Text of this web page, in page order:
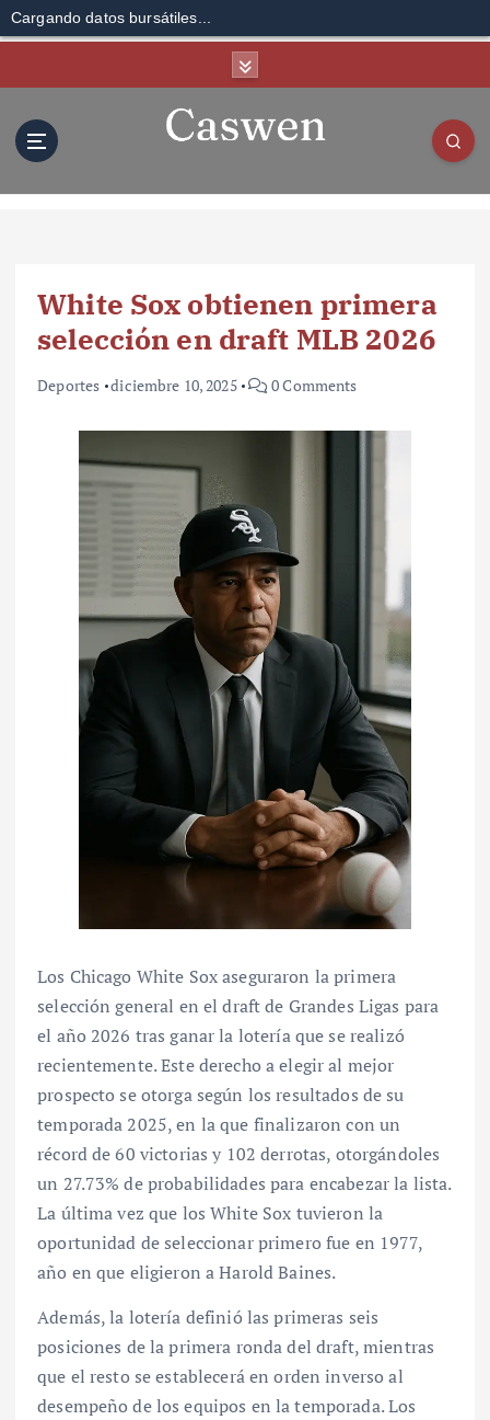
Cargando datos bursátiles...
White Sox obtienen primera
selección en draft MLB 2026
Deportes diciembre 10, 2025 0 Comments
Los Chicago White Sox aseguraron la primera
selección general en el draft de Grandes Ligas para
el año 2026 tras ganar la lotería que se realizó
recientemente. Este derecho a elegir al mejor
prospecto se otorga según los resultados de su
temporada 2025, en la que finalizaron con un
récord de 60 victorias y 102 derrotas, otorgándoles
un 27.73% de probabilidades para encabezar la lista.
La última vez que los White Sox tuvieron la
oportunidad de seleccionar primero fue en 1977,
año en que eligieron a Harold Baines.
Además, la lotería definió las primeras seis
posiciones de la primera ronda del draft, mientras
que el resto se establecerá en orden inverso al
desempeño de los equipos en la temporada. Los